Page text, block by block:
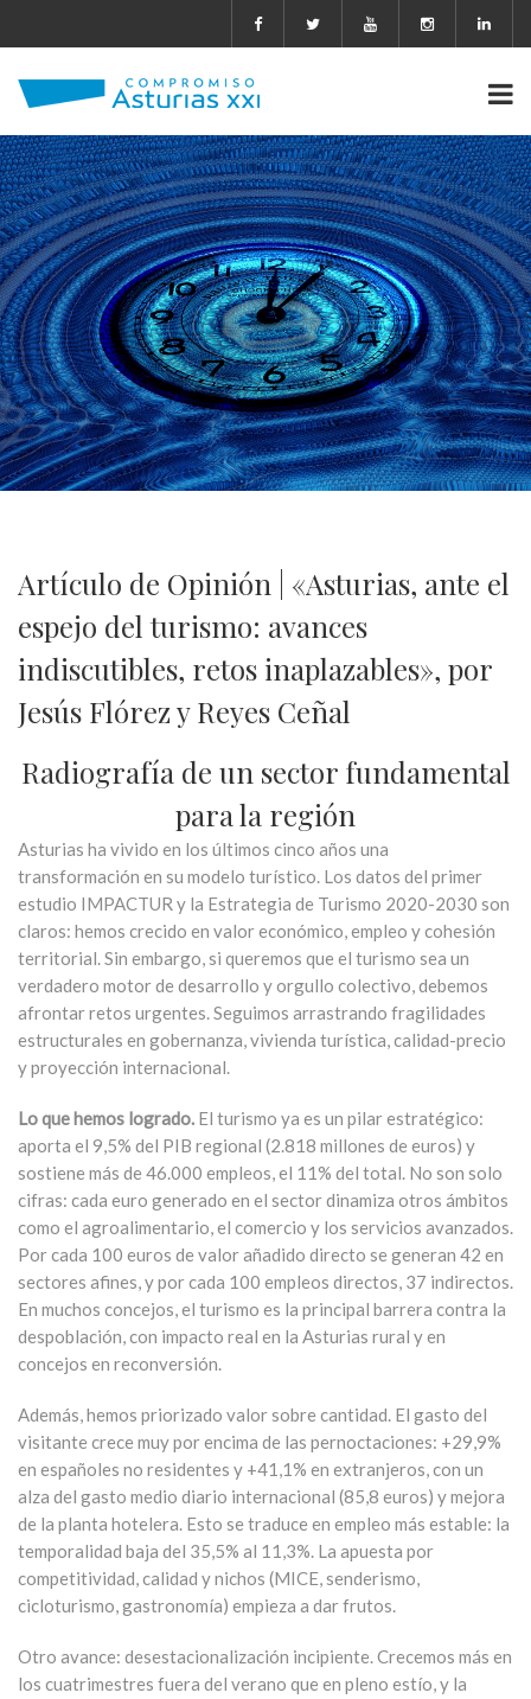
Artículo de Opinión | «Asturias, ante el
espejo del turismo: avances
indiscutibles, retos inaplazables», por
Jesús Flórez y Reyes Ceñal
Radiografía de un sector fundamental
para la región
Asturias ha vivido en los últimos cinco años una
transformación en su modelo turístico. Los datos del primer
estudio IMPACTUR y la Estrategia de Turismo 2020-2030 son
claros: hemos crecido en valor económico, empleo y cohesión
territorial. Sin embargo, si queremos que el turismo sea un
verdadero motor de desarrollo y orgullo colectivo, debemos
afrontar retos urgentes. Seguimos arrastrando fragilidades
estructurales en gobernanza, vivienda turística, calidad-precio
y proyección internacional.
Lo que hemos logrado. El turismo ya es un pilar estratégico:
aporta el 9,5% del PIB regional (2.818 millones de euros) y
sostiene más de 46.000 empleos, el 11% del total. No son solo
cifras: cada euro generado en el sector dinamiza otros ámbitos
como el agroalimentario, el comercio y los servicios avanzados.
Por cada 100 euros de valor añadido directo se generan 42 en
sectores afines, y por cada 100 empleos directos, 37 indirectos.
En muchos concejos, el turismo es la principal barrera contra la
despoblación, con impacto real en la Asturias rural y en
concejos en reconversión.
Además, hemos priorizado valor sobre cantidad. El gasto del
visitante crece muy por encima de las pernoctaciones: +29,9%
en españoles no residentes y +41,1% en extranjeros, con un
alza del gasto medio diario internacional (85,8 euros) y mejora
de la planta hotelera. Esto se traduce en empleo más estable: la
temporalidad baja del 35,5% al 11,3%. La apuesta por
competitividad, calidad y nichos (MICE, senderismo,
cicloturismo, gastronomía) empieza a dar frutos.
Otro avance: desestacionalización incipiente. Crecemos más en
los cuatrimestres fuera del verano que en pleno estío, y la